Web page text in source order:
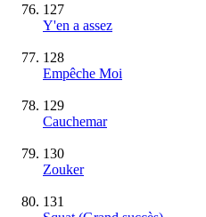
127
Y'en a assez
128
Empêche Moi
129
Cauchemar
130
Zouker
131